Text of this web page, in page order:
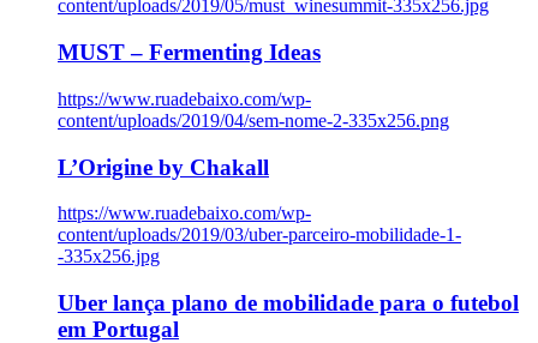
content/uploads/2019/05/must_winesummit-335x256.jpg
MUST – Fermenting Ideas
https://www.ruadebaixo.com/wp-
content/uploads/2019/04/sem-nome-2-335x256.png
L’Origine by Chakall
https://www.ruadebaixo.com/wp-
content/uploads/2019/03/uber-parceiro-mobilidade-1-
-335x256.jpg
Uber lança plano de mobilidade para o futebol
em Portugal